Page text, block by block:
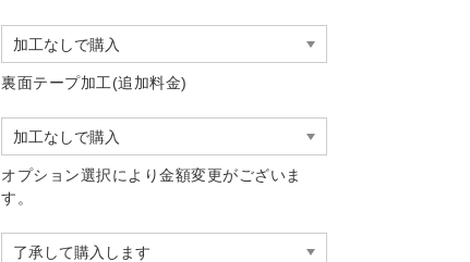
裏面テープ加工(追加料金)
オプション選択により金額変更がございま
す。